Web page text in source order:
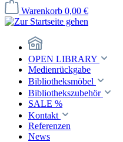
Warenkorb 0,00 €
OPEN LIBRARY
Medienrückgabe
Bibliotheksmöbel
Bibliothekszubehör
SALE %
Kontakt
Referenzen
News